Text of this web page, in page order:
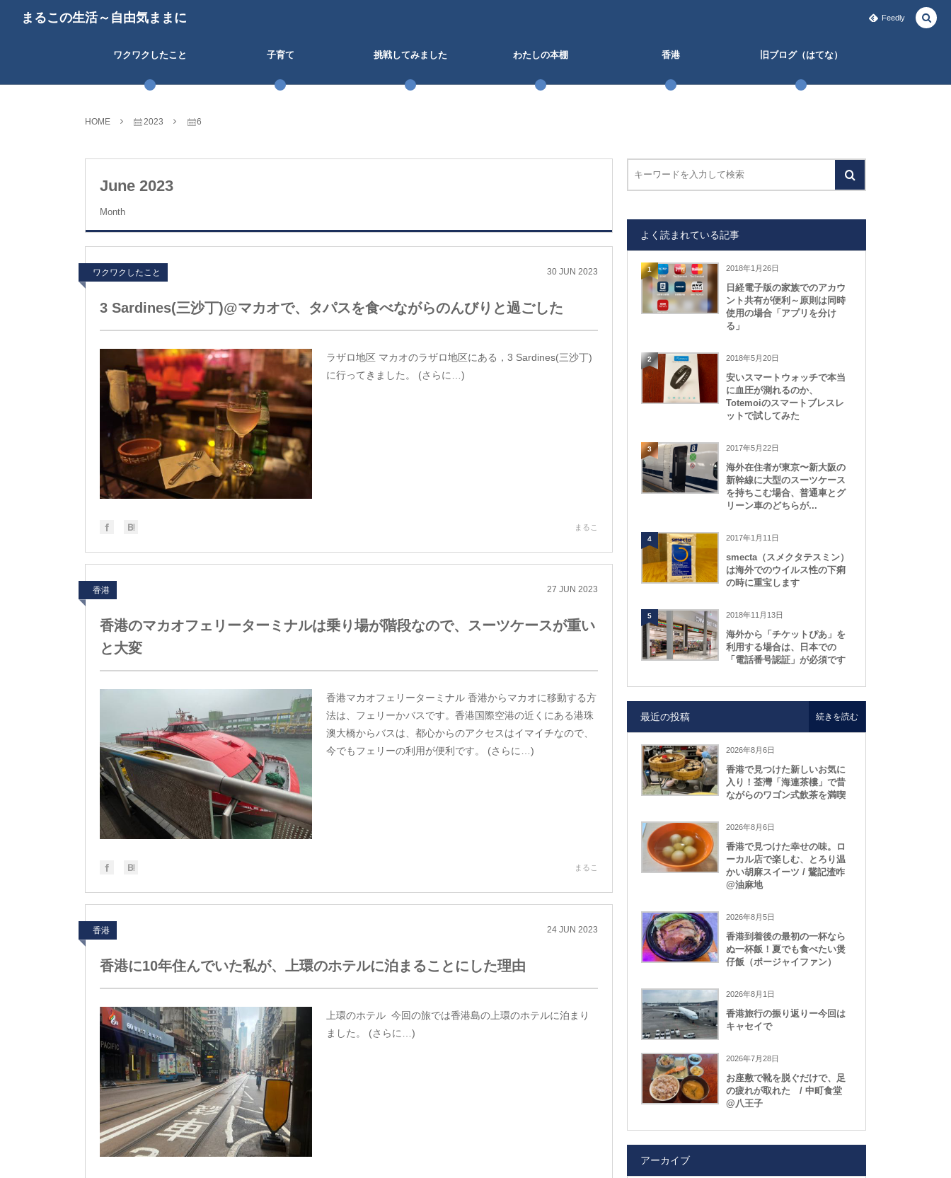
まるこの生活～自由気ままに Feedly
ワクワクしたこと 子育て 挑戦してみました わたしの本棚 香港 旧ブログ（はてな）
HOME 2023 6
June 2023
Month
ワクワクしたこと 30 JUN 2023
3 Sardines(三沙丁)@マカオで、タパスを食べながらのんびりと過ごした
ラザロ地区 マカオのラザロ地区にある，3 Sardines(三沙丁)
に行ってきました。 (さらに…)
まるこ
香港 27 JUN 2023
香港のマカオフェリーターミナルは乗り場が階段なので、スーツケースが重い
と大変
香港マカオフェリーターミナル 香港からマカオに移動する方
法は、フェリーかバスです。香港国際空港の近くにある港珠
澳大橋からバスは、都心からのアクセスはイマイチなので、
今でもフェリーの利用が便利です。 (さらに…)
まるこ
香港 24 JUN 2023
香港に10年住んでいた私が、上環のホテルに泊まることにした理由
上環のホテル 今回の旅では香港島の上環のホテルに泊まり
ました。 (さらに…)
よく読まれている記事
1 2018年1月26日
日経電子版の家族でのアカウ
ント共有が便利～原則は同時
使用の場合「アプリを分け
る」
2 2018年5月20日
安いスマートウォッチで本当
に血圧が測れるのか、
Totemoiのスマートブレスレ
ットで試してみた
3 2017年5月22日
海外在住者が東京〜新大阪の
新幹線に大型のスーツケース
を持ちこむ場合、普通車とグ
リーン車のどちらが...
4 2017年1月11日
smecta（スメクタテスミン）
は海外でのウイルス性の下痢
の時に重宝します
5 2018年11月13日
海外から「チケットぴあ」を
利用する場合は、日本での
「電話番号認証」が必須です
最近の投稿
2026年8月6日
香港で見つけた新しいお気に
入り！荃灣「海連茶樓」で昔
ながらのワゴン式飲茶を満喫
2026年8月6日
香港で見つけた幸せの味。ロ
ーカル店で楽しむ、とろり温
かい胡麻スイーツ / 鵞記渣咋
@油麻地
2026年8月5日
香港到着後の最初の一杯なら
ぬ一杯飯！夏でも食べたい煲
仔飯（ポージャイファン）
2026年8月1日
香港旅行の振り返りー今回は
キャセイで
2026年7月28日
お座敷で靴を脱ぐだけで、足
の疲れが取れた / 中町食堂
@八王子
続きを読む
アーカイブ